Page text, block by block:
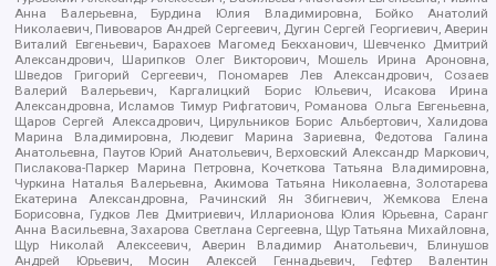
Анна Валерьевна, Бурдина Юлия Владимировна, Бойко Анатолий
Николаевич, Пивоваров Андрей Сергеевич, Дугин Сергей Георгиевич, Аверин
Виталий Евгеньевич, Барахоев Магомед Бекханович, Шевченко Дмитрий
Александрович, Шарипков Олег Викторович, Мошель Ирина Ароновна,
Шведов Григорий Сергеевич, Пономарев Лев Александрович, Созаев
Валерий Валерьевич, Каргалицкий Борис Юльевич, Исакова Ирина
Александровна, Исламов Тимур Рифгатович, Романова Ольга Евгеньевна,
Щаров Сергей Алексадрович, Цирульников Борис Альбертович, Халидова
Марина Владимировна, Людевиг Марина Зариевна, Федотова Галина
Анатольевна, Паутов Юрий Анатольевич, Верховский Александр Маркович,
Пислакова-Паркер Марина Петровна, Кочеткова Татьяна Владимировна,
Чуркина Наталья Валерьевна, Акимова Татьяна Николаевна, Золотарева
Екатерина Александровна, Рачинский Ян Збигневич, Жемкова Елена
Борисовна, Гудков Лев Дмитриевич, Илларионова Юлия Юрьевна, Саранг
Анна Васильевна, Захарова Светлана Сергеевна, Щур Татьяна Михайловна,
Щур Николай Алексеевич, Аверин Владимир Анатольевич, Блинушов
Андрей Юрьевич, Мосин Алексей Геннадьевич, Гефтер Валентин